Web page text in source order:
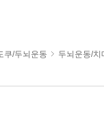
쿠/두뇌운동 두뇌운동/치